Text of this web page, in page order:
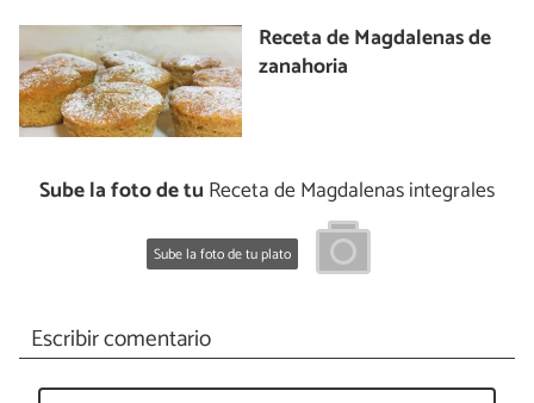
Receta de Magdalenas de
zanahoria
Sube la foto de tu Receta de Magdalenas integrales
Sube la foto de tu plato
Escribir comentario